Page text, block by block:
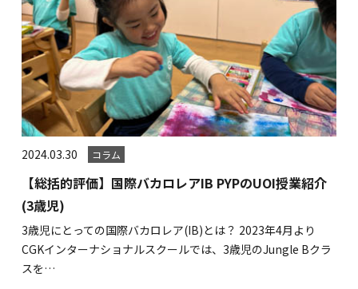
2024.03.30 コラム
【総括的評価】国際バカロレアIB PYPのUOI授業紹介
(3歳児)
3歳児にとっての国際バカロレア(IB)とは？ 2023年4月より
CGKインターナショナルスクールでは、3歳児のJungle Bクラ
スを…